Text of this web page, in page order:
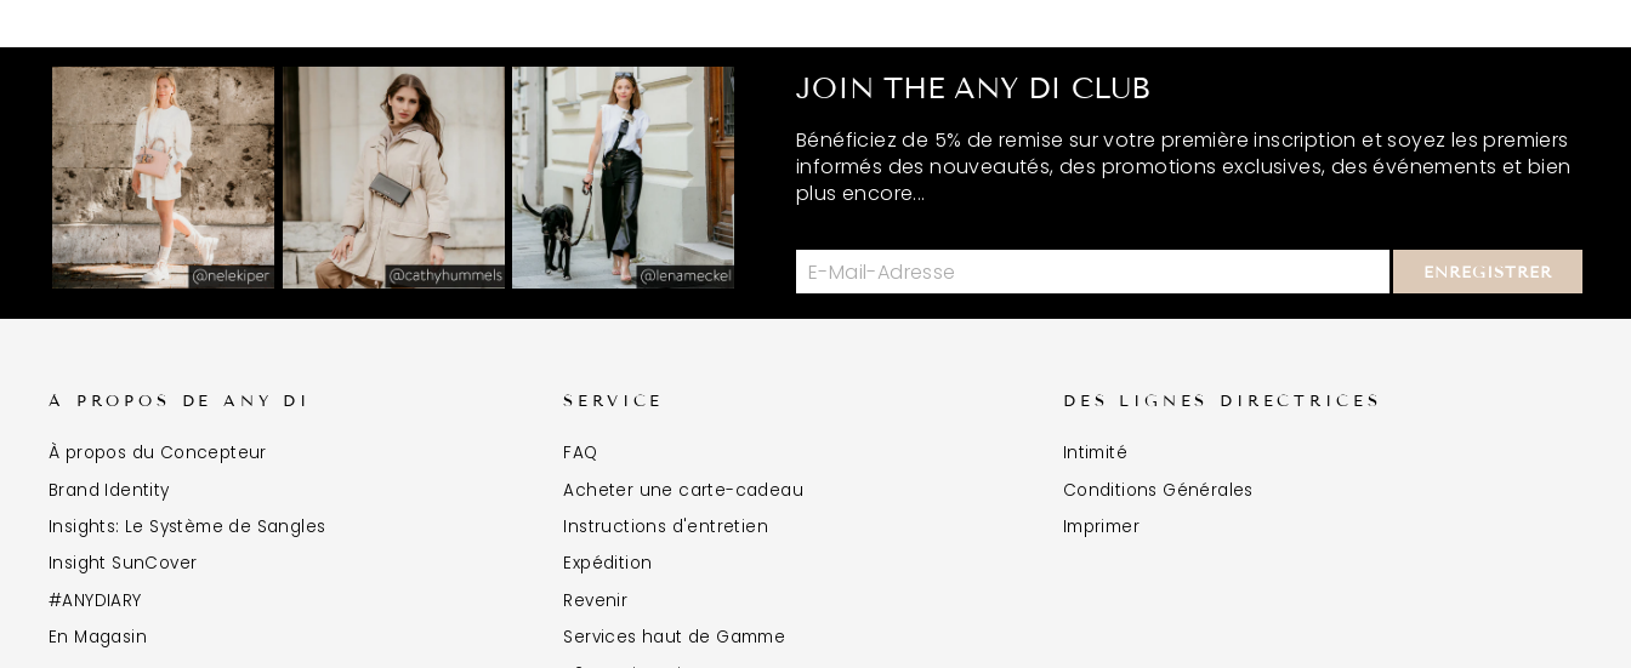
JOIN THE ANY DI CLUB
Bénéficiez de 5% de remise sur votre première inscription et soyez les premiers
informés des nouveautés, des promotions exclusives, des événements et bien
plus encore...
ENREGISTRER
À PROPOS DE ANY DI
À propos du Concepteur
Brand Identity
Insights: Le Système de Sangles
Insight SunCover
#ANYDIARY
En Magasin
SERVICE
FAQ
Acheter une carte-cadeau
Instructions d'entretien
Expédition
Revenir
Services haut de Gamme
DES LIGNES DIRECTRICES
Intimité
Conditions Générales
Imprimer